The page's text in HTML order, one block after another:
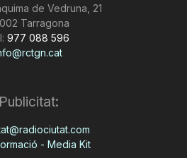
de Vedruna, 21
Tarragona
977 088 596
Publicitat:
- Media Kit